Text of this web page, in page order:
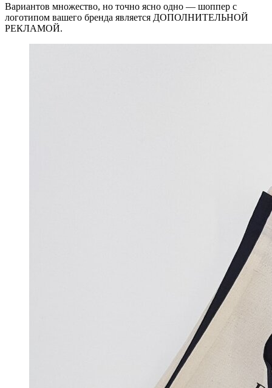
Вариантов множество, но точно ясно одно — шоппер с
логотипом вашего бренда является ДОПОЛНИТЕЛЬНОЙ
РЕКЛАМОЙ.